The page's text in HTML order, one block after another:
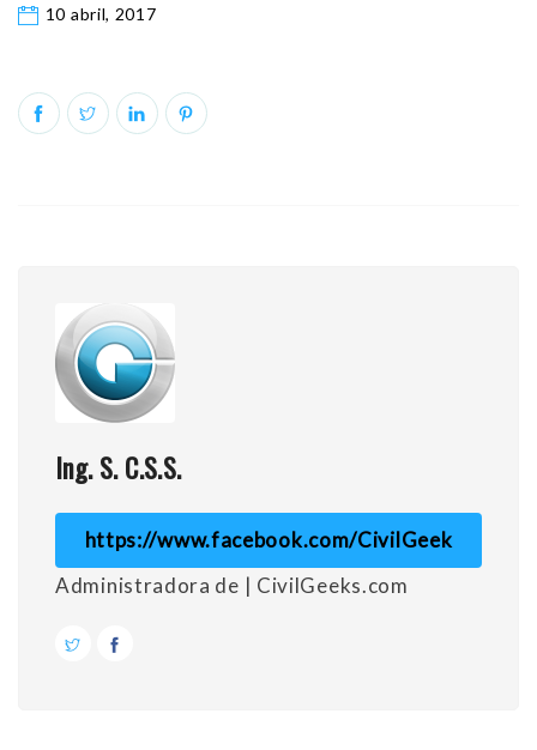
10 abril, 2017
Ing. S. C.S.S.
https://www.facebook.com/CivilGeek
Administradora de | CivilGeeks.com